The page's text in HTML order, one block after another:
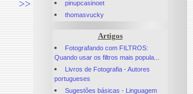
>>
pinupcasinoet
thomasvucky
Artigos
Fotografando com FILTROS:
Quando usar os filtros mais popula...
Livros de Fotografia - Autores
portugueses
Sugestões básicas - Linguagem